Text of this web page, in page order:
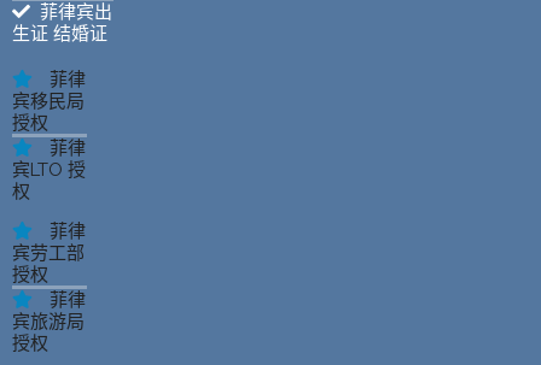
菲律宾出
生证 结婚证
菲律
宾移民局
授权
菲律
宾LTO 授
权
菲律
宾劳工部
授权
菲律
宾旅游局
授权